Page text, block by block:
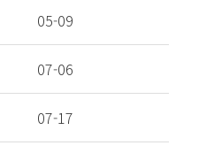
05-09
07-06
07-17